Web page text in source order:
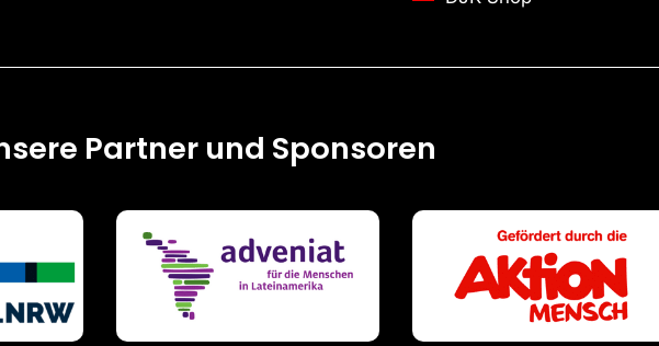
Partner und Sponsoren